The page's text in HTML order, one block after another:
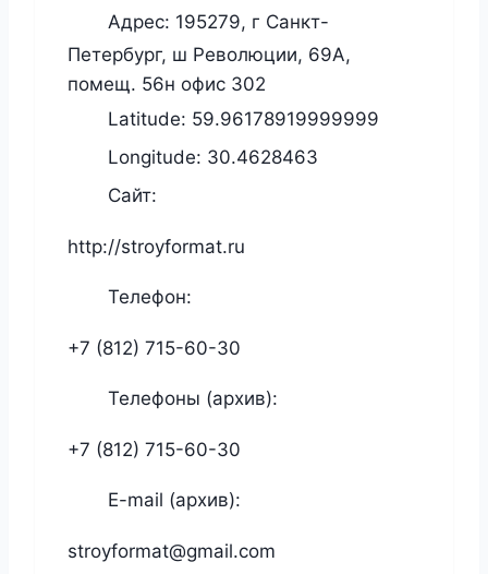
Адрес: 195279, г Санкт-
Петербург, ш Революции, 69А,
помещ. 56н офис 302
Latitude: 59.96178919999999
Longitude: 30.4628463
Сайт:
http://stroyformat.ru
Телефон:
+7 (812) 715-60-30
Телефоны (архив):
+7 (812) 715-60-30
E-mail (архив):
stroyformat@gmail.com